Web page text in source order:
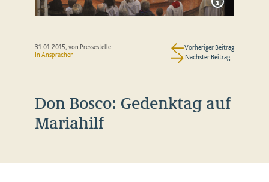
31.01.2015, von Pressestelle
InAnsprachen
Vorheriger Beitrag
Nächster Beitrag
Don Bosco: Gedenktag auf
Mariahilf